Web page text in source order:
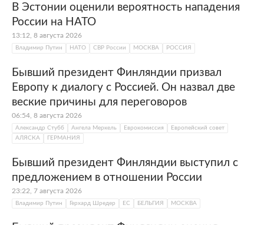
ТурцииКурдской рабочей партиии
связанных с ней структур. В сентябре 2022-
го финские власти
Россией. Запрет на въезд распространяется
на туристов и транзитных
путешественников.
В Эстонии оценили вероятность нападения
России на НАТО
13:12, 8 августа 2026
Владимир Путин НАТО СВР России МОСКВА РОССИЯ
Бывший президент Финляндии призвал
Европу к диалогу с Россией. Он назвал две
веские причины для переговоров
06:54, 8 августа 2026
Александр Стубб Ангела Меркель Еврокомиссия
Европейский совет
АЛЯСКА
ГЕРМАНИЯ
Бывший президент Финляндии выступил с
предложением в отношении России
23:22, 7 августа 2026
Владимир Путин Герхард Шредер ЕС БЕЛЬГИЯ МОСКВА